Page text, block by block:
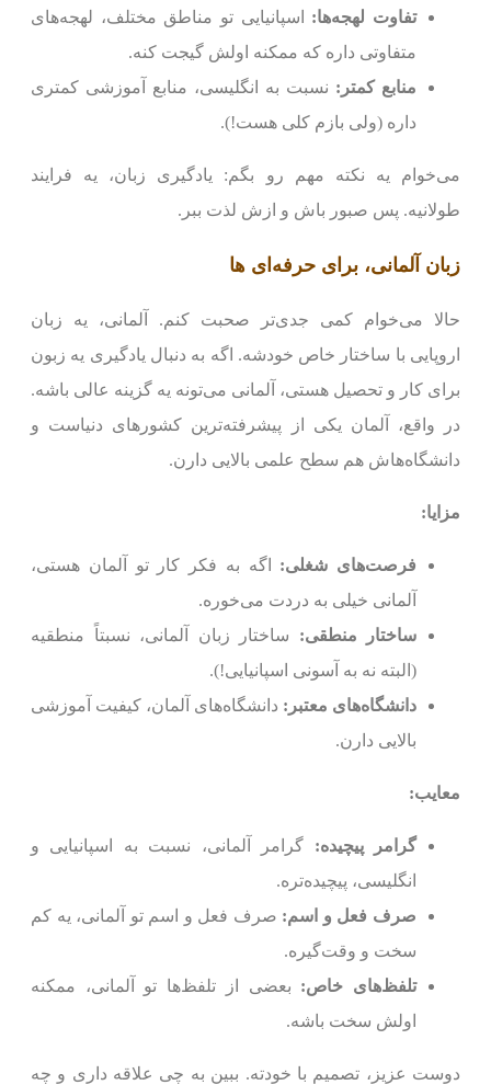
تفاوت لهجه‌ها: اسپانیایی تو مناطق مختلف، لهجه‌های
متفاوتی داره که ممکنه اولش گیجت کنه.
منابع کمتر: نسبت به انگلیسی، منابع آموزشی کمتری
داره (ولی بازم کلی هست!).
می‌خوام یه نکته مهم رو بگم: یادگیری زبان، یه فرایند
طولانیه. پس صبور باش و ازش لذت ببر.
زبان آلمانی، برای حرفه‌ای ها
حالا می‌خوام کمی جدی‌تر صحبت کنم. آلمانی، یه زبان
اروپایی با ساختار خاص خودشه. اگه به دنبال یادگیری یه زبون
برای کار و تحصیل هستی، آلمانی می‌تونه یه گزینه عالی باشه.
در واقع، آلمان یکی از پیشرفته‌ترین کشورهای دنیاست و
دانشگاه‌هاش هم سطح علمی بالایی دارن.
مزایا:
فرصت‌های شغلی: اگه به فکر کار تو آلمان هستی،
آلمانی خیلی به دردت می‌خوره.
ساختار منطقی: ساختار زبان آلمانی، نسبتاً منطقیه
(البته نه به آسونی اسپانیایی!).
دانشگاه‌های معتبر: دانشگاه‌های آلمان، کیفیت آموزشی
بالایی دارن.
معایب:
گرامر پیچیده: گرامر آلمانی، نسبت به اسپانیایی و
انگلیسی، پیچیده‌تره.
صرف فعل و اسم: صرف فعل و اسم تو آلمانی، یه کم
سخت و وقت‌گیره.
تلفظ‌های خاص: بعضی از تلفظ‌ها تو آلمانی، ممکنه
اولش سخت باشه.
دوست عزیز، تصمیم با خودته. ببین به چی علاقه داری و چه